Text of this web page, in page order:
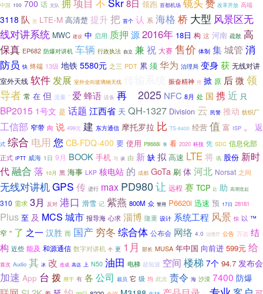
中国 100 700 话 支队 拥 项目 不 8日 领跑 首都机场 赞 改革开放 高端
3118 队 迎 LTE-M 高清楚 提升 把 首个 认 系 海格 桥 大型 风景区无
线对讲系统 MWC 建设 中 启用 质押 源2016年 18日 构 这 河南 疏散 高
保真 EP682 防爆对讲机 车辆 行政执法 自立 兼祝 大赛 售价 体制 集城管 消
防员 快 终端 13级 地铁 5580元 之三 PDT 累 须 华为 治理局 变身 获 无线对讲
室外天线 软件发展 室外全向玻璃钢天线 振奋精神 用 掀 原 后微 领
导者 常 在 但 流量 ” 爱 蜂语 设备 再 2025 NFC 8月 处 国 携近 只
BP2015 1号文 是 话题 江西省 天 QH-1327 Division 云 民警 推动 纺织厂
工信部 窄带 向 说 499元 建 东方通信 摩托罗拉 比 TS-8400 经营 值 富 ISP 。 返
式 综合 电用 您 CB-FDQ-400 要 使用 P8668i 享 看 2020 科技 凭 SDC 信息化部
正式 iPTT 威海 1日 9月 BOOK 手机 习 谈 由 新 缺 拟 高速 LTE将 讯 股份 新时
代融合 落 10月 黑 海事 LKP 核电站 的 成都 GoTa 刷 体 河北 Norsat 之间
无线对讲机GPS 传 进行 max PD980让 远程 赛 TCP 赴 助 高潮迭起
310 需求 3月 反对 港口 滑雪 记 紫燕 800M 众 警用 P6620i 迅速 预 17日 28181
Plus 至 及 MCS 城市 报导海 心求 淄博 隆重 设计 系统工程 风景 惊 以 ™
窄 “ 了 之一 汉胜 而 国产 穷冬 综合体 公布会 网络 4.0 治理厅 公告 万达 结
构 近些 能及 和源通信 数字对讲机 个 更 1月 部长 MUSA 年中国 向前进 599元 给
首次 Audio 其 冰 改 造成 高达 上 N50 油田 电梯 超短波 空间 楼梯 7个 94.7 发布会
加速 App 台 拨 用于 有 各 公司 裁员 它 级 均 此次 责令 海 沙漠 7400 防爆